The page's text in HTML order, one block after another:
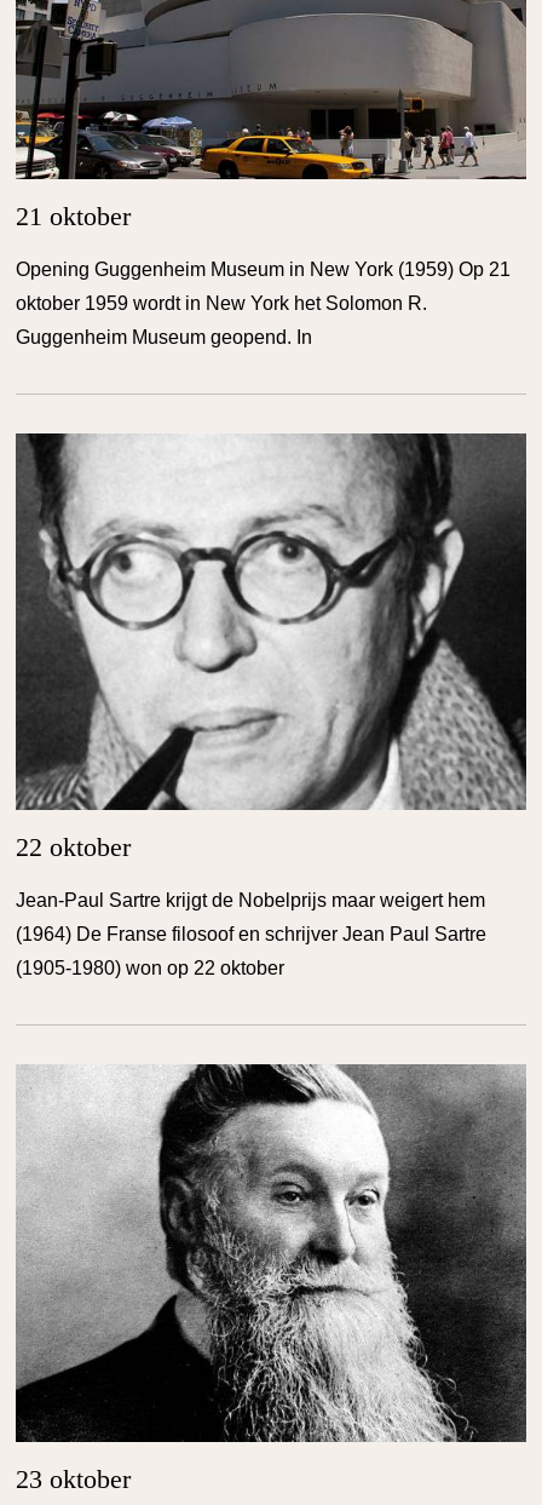
21 oktober
Opening Guggenheim Museum in New York (1959) Op 21
oktober 1959 wordt in New York het Solomon R.
Guggenheim Museum geopend. In
22 oktober
Jean-Paul Sartre krijgt de Nobelprijs maar weigert hem
(1964) De Franse filosoof en schrijver Jean Paul Sartre
(1905-1980) won op 22 oktober
23 oktober